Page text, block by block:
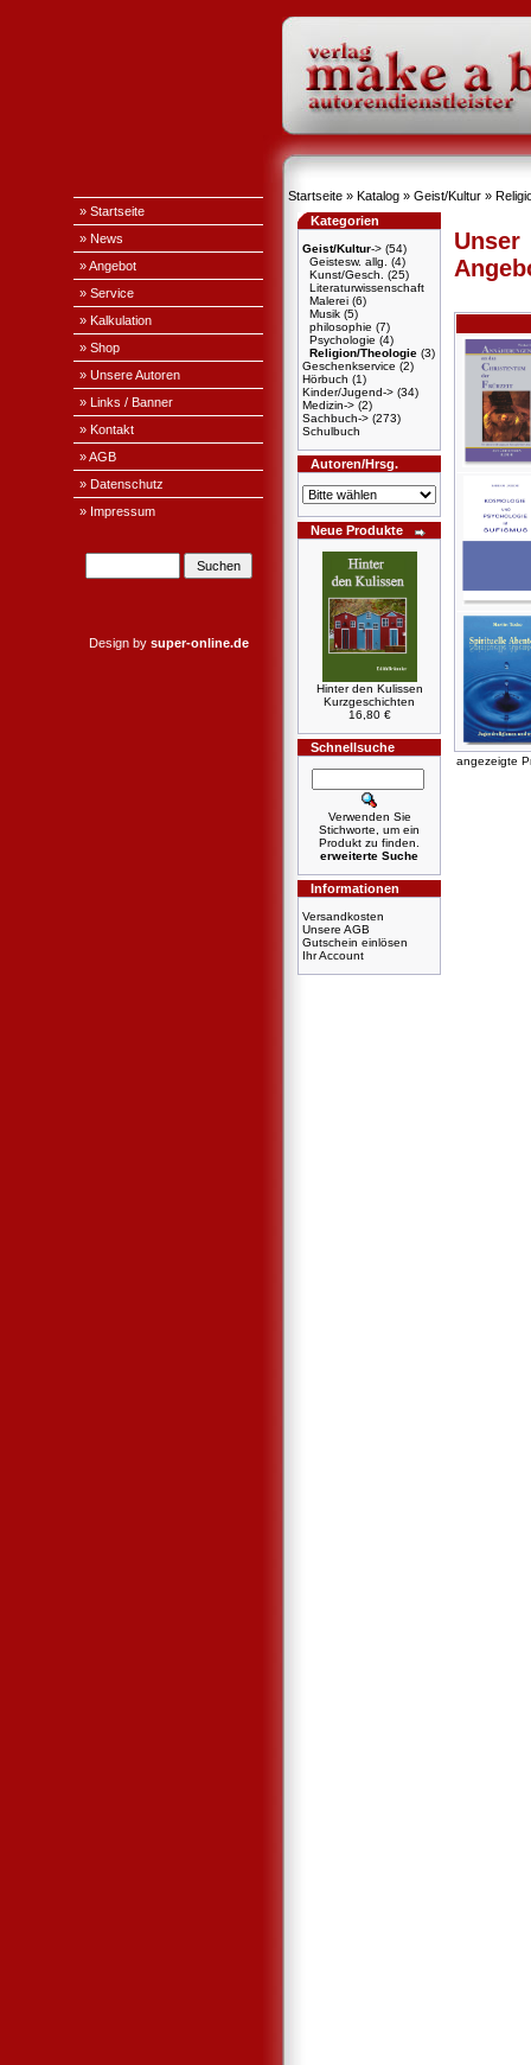
» Startseite
» News
» Angebot
» Service
» Kalkulation
» Shop
» Unsere Autoren
» Links / Banner
» Kontakt
» AGB
» Datenschutz
» Impressum
Design by super-online.de
Startseite » Katalog » Geist/Kultur »
Kategorien
Geist/Kultur-> (54)
Geistesw. allg.
(4)
Kunst/Gesch.
(25)
Literaturwissenschaft
Malerei (6)
Musik (5)
philosophie (7)
Psychologie (4)
Religion/Theologie (3)
Geschenkservice (2)
Hörbuch (1)
Kinder/Jugend-> (34)
Medizin-> (2)
Sachbuch-> (273)
Schulbuch
Autoren/Hrsg.
Neue Produkte
Hinter den Kulissen
Kurzgeschichten
16,80 €
Schnellsuche
Verwenden Sie
Stichworte, um ein
Produkt zu finden.
erweiterte Suche
Informationen
Versandkosten
Unsere AGB
Gutschein einlösen
Ihr Account
Unser
angezeigte